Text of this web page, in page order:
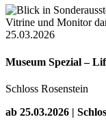
25.03.2026
Museum Spezial –
Schloss Rosenstein
ab 25.03.2026 |